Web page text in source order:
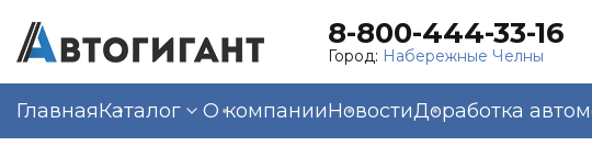
8-800-444-33-16
Город: Набережные Челны
ГлавнаяКаталог О компанииНовостиДоработка